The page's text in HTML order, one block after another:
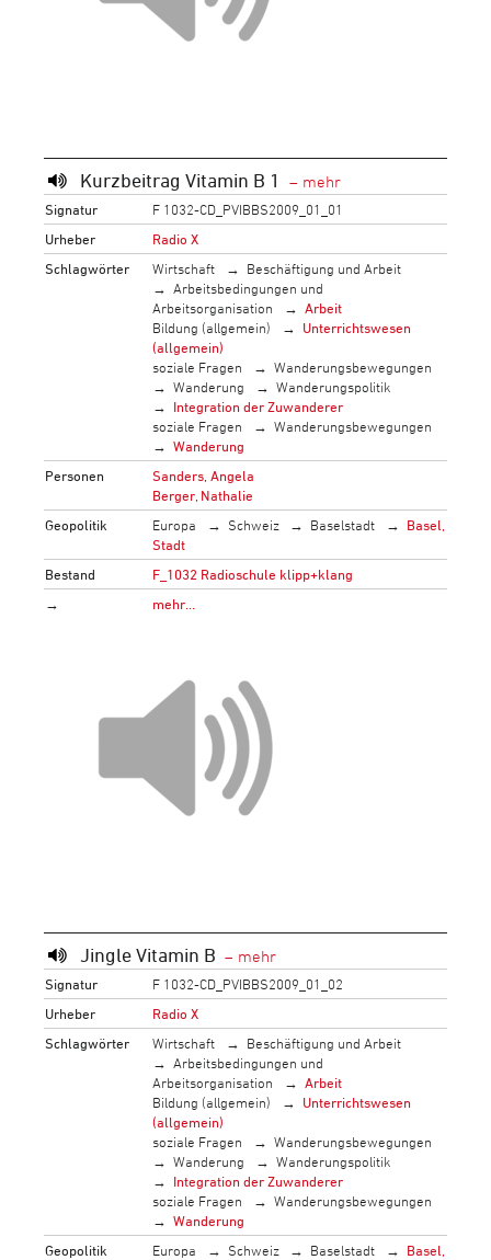
Kurzbeitrag Vitamin B 1
Signatur
F 1032-CD_PVIBBS2009_01_01
Urheber
Radio X
Schlagwörter
Wirtschaft
Beschäftigung und Arbeit
Arbeitsbedingungen und
Arbeitsorganisation
Arbeit
Bildung (allgemein)
Unterrichtswesen
(allgemein)
soziale Fragen
Wanderungsbewegungen
Wanderung
Wanderungspolitik
Integration der Zuwanderer
soziale Fragen
Wanderungsbewegungen
Wanderung
Personen
Sanders, Angela
Berger, Nathalie
Geopolitik
Europa Schweiz Baselstadt
Basel,
Stadt
Bestand
F_1032 Radioschule klipp+klang
→
mehr…
Jingle Vitamin B
Signatur
F 1032-CD_PVIBBS2009_01_02
Urheber
Radio X
Schlagwörter
Wirtschaft
Beschäftigung und Arbeit
Arbeitsbedingungen und
Arbeitsorganisation
Arbeit
Bildung (allgemein)
Unterrichtswesen
(allgemein)
soziale Fragen
Wanderungsbewegungen
Wanderung
Wanderungspolitik
Integration der Zuwanderer
soziale Fragen
Wanderungsbewegungen
Wanderung
Geopolitik
Europa Schweiz Baselstadt
Basel,